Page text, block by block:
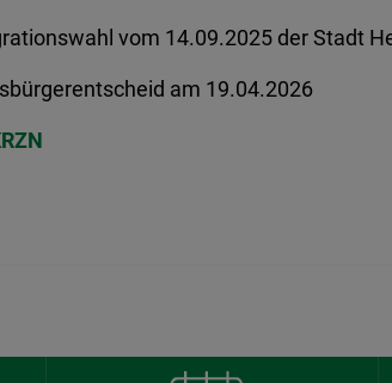
vom 14.09.2025 der Stadt
am 19.04.2026